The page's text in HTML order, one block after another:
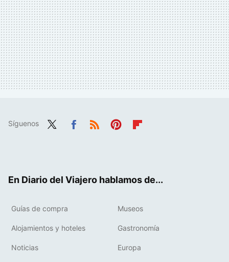
Síguenos
En Diario del Viajero hablamos de...
Guías de compra Museos
Alojamientos y hoteles Gastronomía
Noticias Europa